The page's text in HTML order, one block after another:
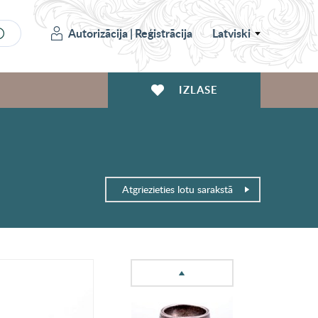
Autorizācija|Reģistrācija Latviski
IZLASE
Atgriezieties lotu sarakstā